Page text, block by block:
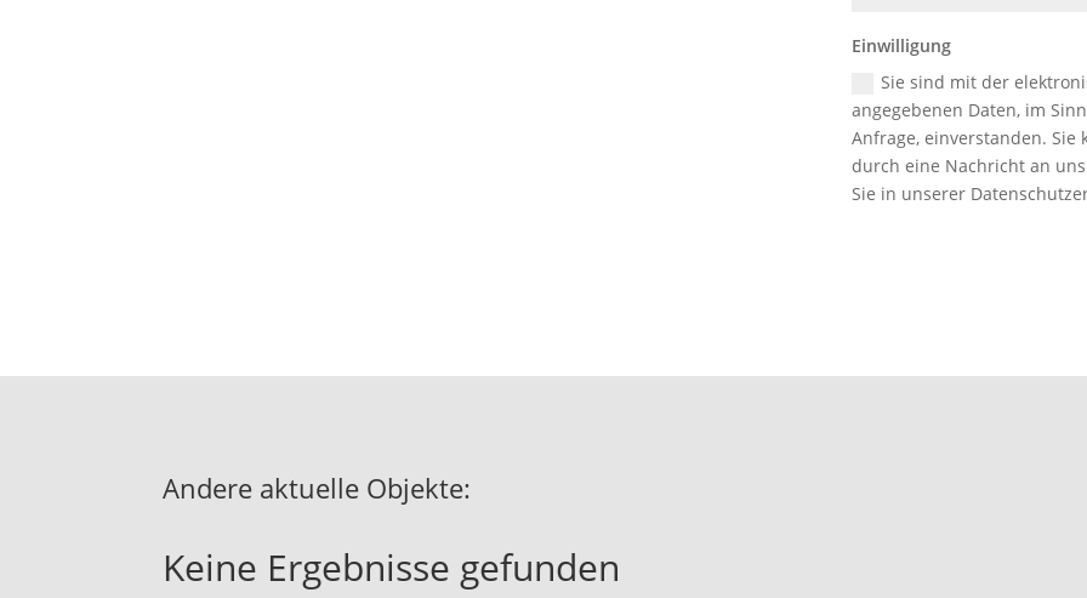
Einwilligung
Sie sind mit der
angegebenen Daten, im
Anfrage, einverstanden.
durch eine Nachricht an
Sie in unserer
Andere aktuelle Objekte:
Keine Ergebnisse gefunden